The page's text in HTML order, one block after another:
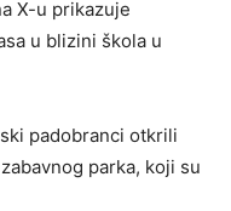
X-u prikazuje
u blizini škola u
padobranci otkrili
parka, koji su